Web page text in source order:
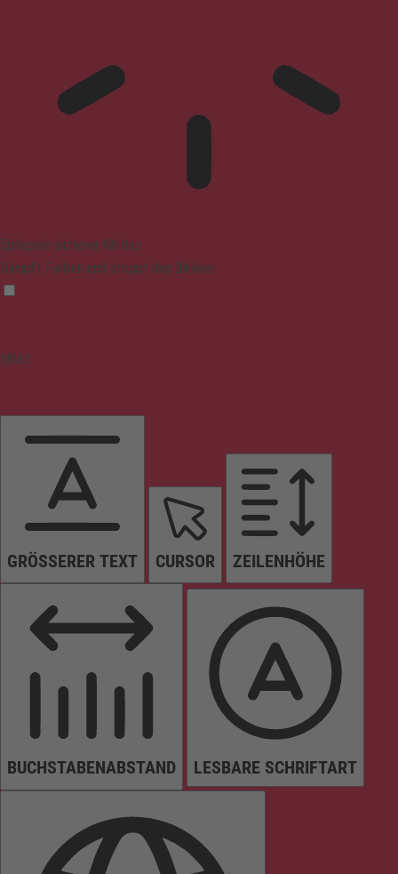
Epilepsie-sicherer Modus
Dämpft Farben und stoppt das Blinken
Inhalt
GRÖSSERER TEXT CURSOR ZEILENHÖHE
BUCHSTABENABSTAND LESBARE SCHRIFTART